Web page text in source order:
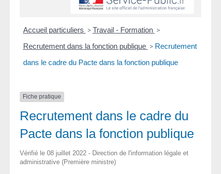
Accueil particuliers > Travail - Formation >
Recrutement dans la fonction publique > Recrutement
dans le cadre du Pacte dans la fonction publique
Fiche pratique
Recrutement dans le cadre du
Pacte dans la fonction publique
Vérifié le 08 juillet 2022 - Direction de l'information légale et
administrative (Première ministre)